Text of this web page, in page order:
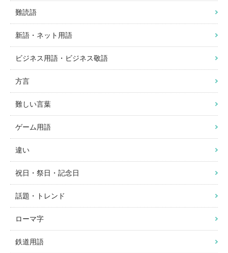
難読語
新語・ネット用語
ビジネス用語・ビジネス敬語
方言
難しい言葉
ゲーム用語
違い
祝日・祭日・記念日
話題・トレンド
ローマ字
鉄道用語